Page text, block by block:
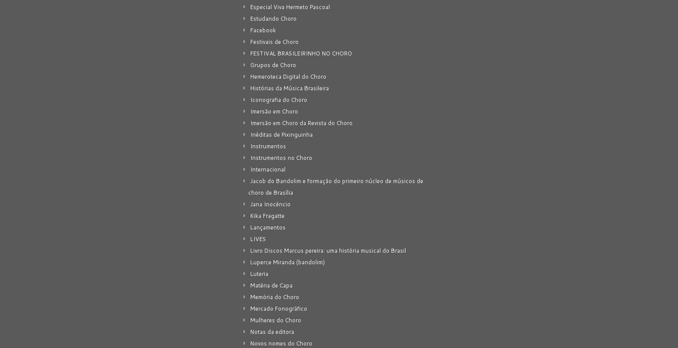
Especial Viva Hermeto Pascoal
Estudando Choro
Facebook
Festivais de Choro
FESTIVAL BRASILEIRINHO NO CHORO
Grupos de Choro
Hemeroteca Digital do Choro
Histórias da Música Brasileira
Iconografia do Choro
Imersão em Choro
Imersão em Choro da Revista do Choro
Inéditas de Pixinguinha
Instrumentos
Instrumentos no Choro
Internacional
Jacob do Bandolim e formação do primeiro núcleo de músicos de
choro de Brasília
Jana Inocêncio
Kika Fragatte
Lançamentos
LIVES
Livro Discos Marcus pereira: uma história musical do Brasil
Luperce Miranda (bandolim)
Luteria
Matéria de Capa
Memória do Choro
Mercado Fonográfico
Mulheres do Choro
Notas da editora
Novos nomes do Choro